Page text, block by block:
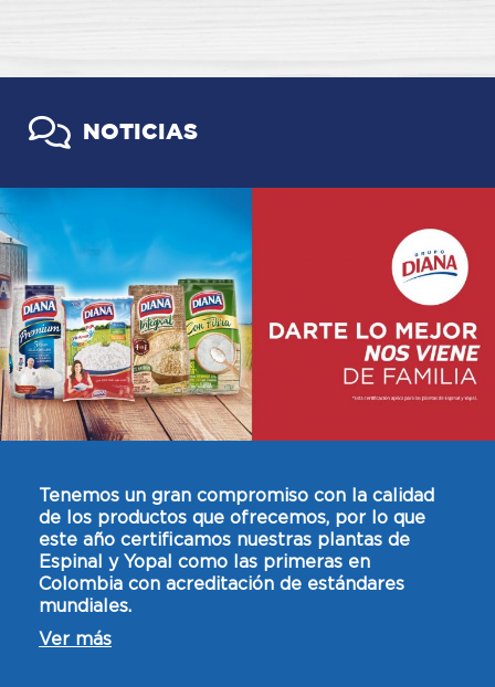
NOTICIAS
Tenemos un gran compromiso con la calidad
de los productos que ofrecemos, por lo que
este año certificamos nuestras plantas de
Espinal y Yopal como las primeras en
Colombia con acreditación de estándares
mundiales.
Ver más